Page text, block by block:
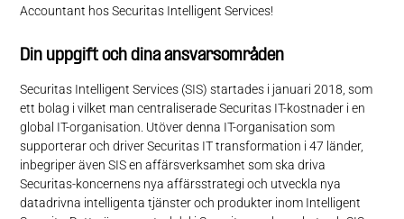
Accountant hos Securitas Intelligent Services!
Din uppgift och dina ansvarsområden
Securitas Intelligent Services (SIS) startades i januari 2018, som
ett bolag i vilket man centraliserade Securitas IT-kostnader i en
global IT-organisation. Utöver denna IT-organisation som
supporterar och driver Securitas IT transformation i 47 länder,
inbegriper även SIS en affärsverksamhet som ska driva
Securitas-koncernens nya affärsstrategi och utveckla nya
datadrivna intelligenta tjänster och produkter inom Intelligent